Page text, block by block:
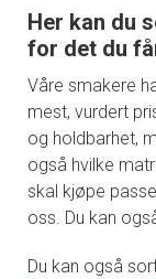
Her kan du
for det du
Våre smakere
mest, vurdert
og holdbarhet,
også hvilke
skal kjøpe
oss. Du kan
Du kan også